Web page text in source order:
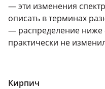
— эти изменения
описать в терминах
— распределение ниже
практически не
Кирпич